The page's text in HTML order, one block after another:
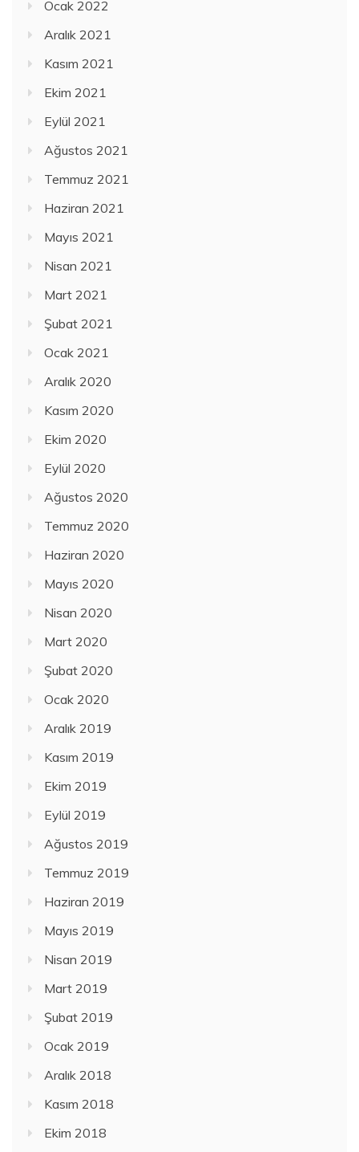
Ocak 2022
Aralık 2021
Kasım 2021
Ekim 2021
Eylül 2021
Ağustos 2021
Temmuz 2021
Haziran 2021
Mayıs 2021
Nisan 2021
Mart 2021
Şubat 2021
Ocak 2021
Aralık 2020
Kasım 2020
Ekim 2020
Eylül 2020
Ağustos 2020
Temmuz 2020
Haziran 2020
Mayıs 2020
Nisan 2020
Mart 2020
Şubat 2020
Ocak 2020
Aralık 2019
Kasım 2019
Ekim 2019
Eylül 2019
Ağustos 2019
Temmuz 2019
Haziran 2019
Mayıs 2019
Nisan 2019
Mart 2019
Şubat 2019
Ocak 2019
Aralık 2018
Kasım 2018
Ekim 2018